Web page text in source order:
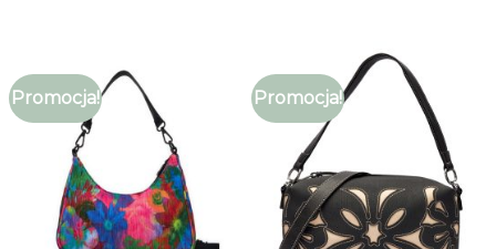
Promocja! Promocja!